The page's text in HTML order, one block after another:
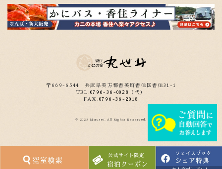
〒669-6544兵庫県美方郡香美町香住区香住31-1
TEL.0796-36-0028
（代）
FAX.0796-36-2018
© 2023 Marusei. All Rights Reserved.